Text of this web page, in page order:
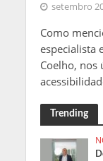
setembro
Como
especialista
Coelho, nos
Trending